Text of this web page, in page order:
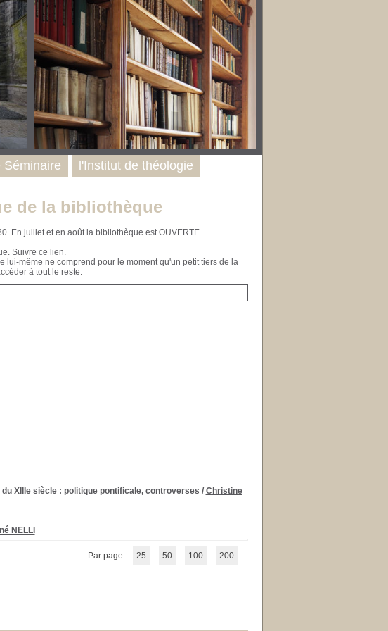
de la bibliothèque
En juillet et en août la bibliothèque est OUVERTE
Suivre ce lien.
lui-même ne comprend pour le moment qu'un petit tiers de la
à tout le reste.
XIIIe siècle: politique pontificale, controverses / Christine
NELLI
Par page : 25 50 100 200
Séminaire l'Institut de théologie